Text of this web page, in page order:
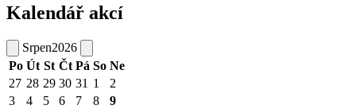
Kalendář akcí
Srpen2026
Po Út St Čt Pá So Ne
27 28 29 30 31 1
2
3
4 5 6 7 8
9